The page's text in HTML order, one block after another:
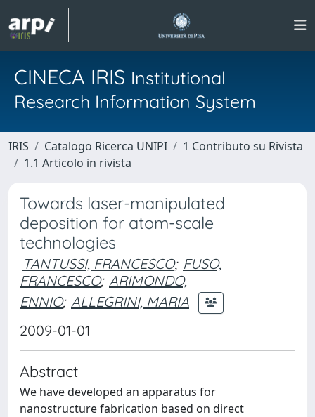
CINECA IRIS Institutional
Research Information System
IRIS Catalogo Ricerca UNIPI
1 Contributo su Rivista
1.1 Articolo in rivista
Towards laser-manipulated
deposition for atom-scale
technologies
TANTUSSI, FRANCESCO; FUSO,
FRANCESCO; ARIMONDO,
ENNIO; ALLEGRINI, MARIA
2009-01-01
Abstract
We have developed an apparatus for
nanostructure fabrication based on direct